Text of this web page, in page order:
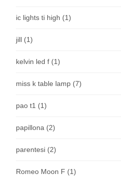
ic lights ti high (1)
jill (1)
kelvin led f (1)
miss k table lamp (7)
pao t1 (1)
papillona (2)
parentesi (2)
Romeo Moon F (1)